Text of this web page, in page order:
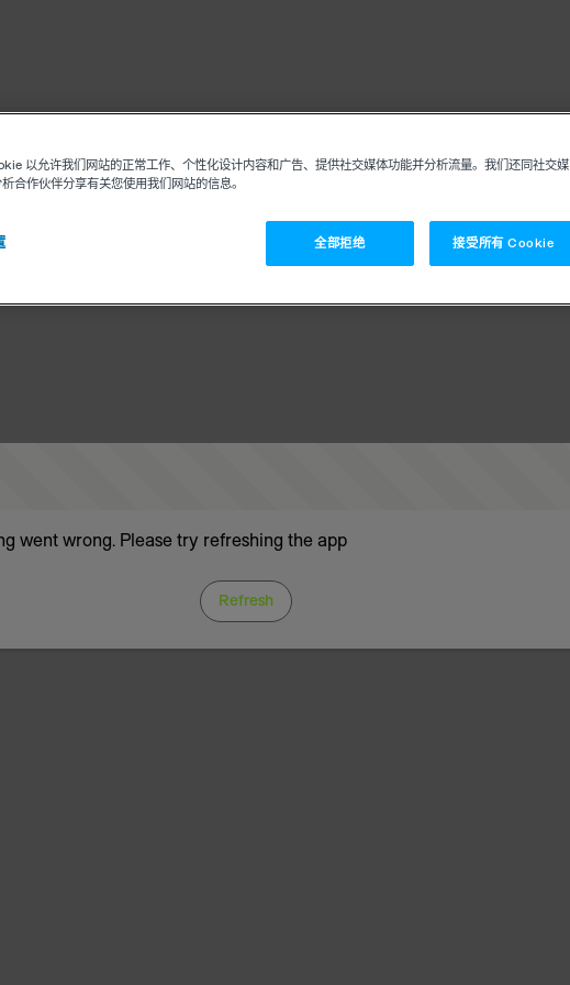
went wrong. Please try refreshing the app
Refresh
以允许我们网站的正常工作、个性化设计内容和广告、提供社交媒体功能并分析流量。我们还同社交媒
合作伙伴分享有关您使用我们网站的信息。
全部拒绝 接受所有 Cookie